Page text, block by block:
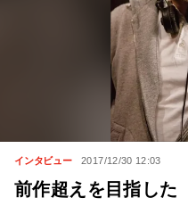
インタビュー 2017/12/30 12:03
前作超えを目指した